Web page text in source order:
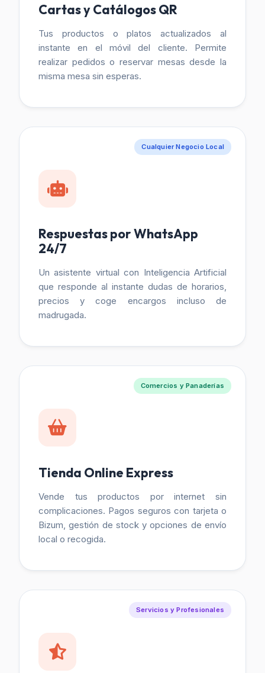
Cartas y Catálogos QR
Tus productos o platos actualizados al
instante en el móvil del cliente. Permite
realizar pedidos o reservar mesas desde la
misma mesa sin esperas.
Cualquier Negocio Local
Respuestas por WhatsApp
24/7
Un asistente virtual con Inteligencia Artificial
que responde al instante dudas de horarios,
precios y coge encargos incluso de
madrugada.
Comercios y Panaderías
Tienda Online Express
Vende tus productos por internet sin
complicaciones. Pagos seguros con tarjeta o
Bizum, gestión de stock y opciones de envío
local o recogida.
Servicios y Profesionales